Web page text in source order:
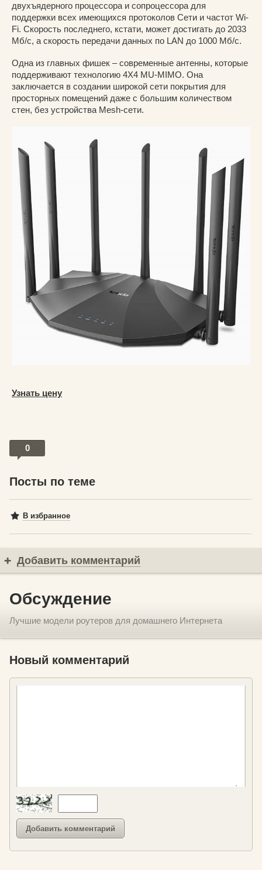
двухъядерного процессора и сопроцессора для
поддержки всех имеющихся протоколов Сети и частот Wi-
Fi. Скорость последнего, кстати, может достигать до 2033
Мб/с, а скорость передачи данных по LAN до 1000 Мб/с.
Одна из главных фишек – современные антенны, которые
поддерживают технологию 4Х4 MU-MIMO. Она
заключается в создании широкой сети покрытия для
просторных помещений даже с большим количеством
стен, без устройства Mesh-сети.
Узнать цену
0
Посты по теме
В избранное
Добавить комментарий
Обсуждение
Лучшие модели роутеров для домашнего Интернета
Новый комментарий